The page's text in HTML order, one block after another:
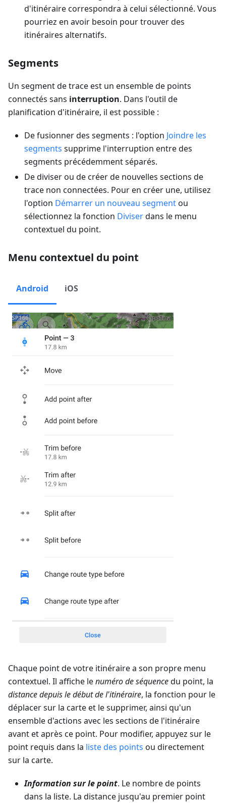
d'itinéraire correspondra à celui sélectionné. Vous
pourriez en avoir besoin pour trouver des
itinéraires alternatifs.
Segments
Un segment de trace est un ensemble de points
connectés sans interruption. Dans l'outil de
planification d'itinéraire, il est possible :
De fusionner des segments : l'option Joindre les
segments supprime l'interruption entre des
segments précédemment séparés.
De diviser ou de créer de nouvelles sections de
trace non connectées. Pour en créer une, utilisez
l'option Démarrer un nouveau segmentou
sélectionnez la fonction Diviserdans le menu
contextuel du point.
Menu contextuel du point
Android iOS
Chaque point de votre itinéraire a son propre menu
contextuel. Il affiche lenuméro de séquencedu point, la
distance depuis le début de l'itinéraire, la fonction pour le
déplacer sur la carte et le supprimer, ainsi qu'un
ensemble d'actions avec les sections de l'itinéraire
avant et après ce point. Pour modifier, appuyez sur le
point requis dans la liste des points ou directement
sur la carte.
Information sur le point. Le nombre de points
dans la liste. La distance jusqu'au premier point